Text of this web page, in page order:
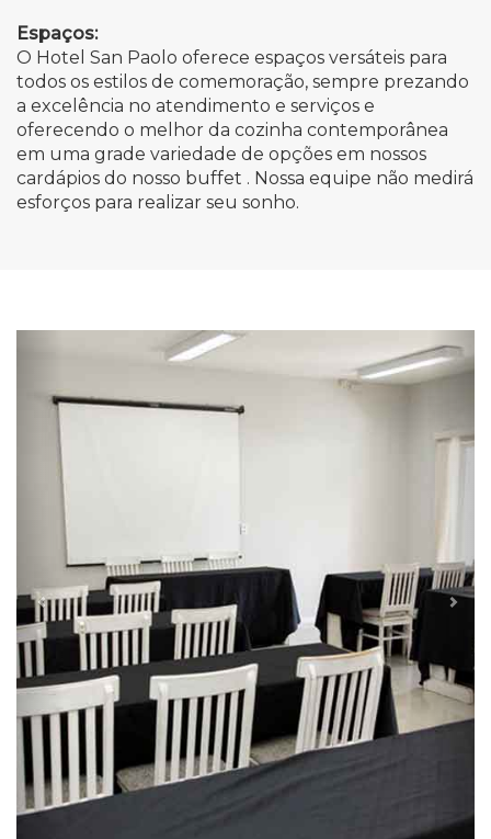
Espaços:
O Hotel San Paolo oferece espaços versáteis para
todos os estilos de comemoração, sempre prezando
a excelência no atendimento e serviços e
oferecendo o melhor da cozinha contemporânea
em uma grade variedade de opções em nossos
cardápios do nosso buffet . Nossa equipe não medirá
esforços para realizar seu sonho.